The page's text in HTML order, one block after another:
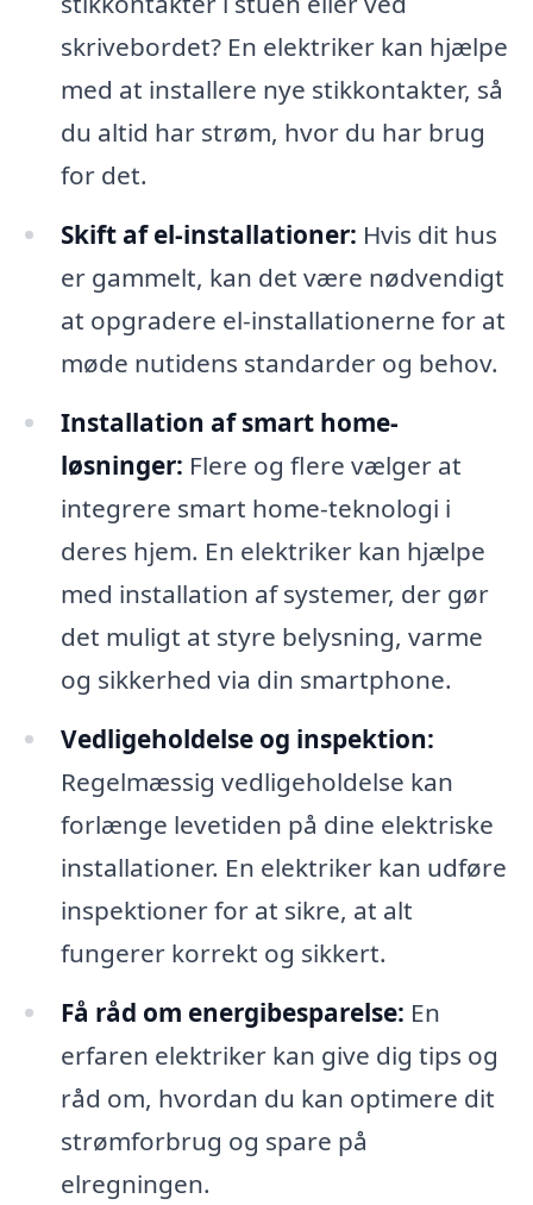
skrivebordet? En elektriker kan hjælpe
med at installere nye stikkontakter, så
du altid har strøm, hvor du har brug
for det.
Skift af el-installationer: Hvis dit hus
er gammelt, kan det være nødvendigt
at opgradere el-installationerne for at
møde nutidens standarder og behov.
Installation af smart home-
løsninger: Flere og flere vælger at
integrere smart home-teknologi i
deres hjem. En elektriker kan hjælpe
med installation af systemer, der gør
det muligt at styre belysning, varme
og sikkerhed via din smartphone.
Vedligeholdelse og inspektion:
Regelmæssig vedligeholdelse kan
forlænge levetiden på dine elektriske
installationer. En elektriker kan udføre
inspektioner for at sikre, at alt
fungerer korrekt og sikkert.
Få råd om energibesparelse: En
erfaren elektriker kan give dig tips og
råd om, hvordan du kan optimere dit
strømforbrug og spare på
elregningen.